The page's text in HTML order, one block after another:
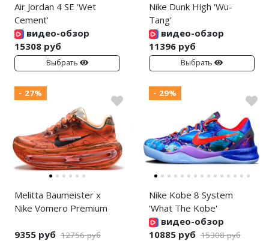
Air Jordan 4 SE 'Wet
Cement'
видео-обзор
15308 руб
Выбрать
Nike Dunk High 'Wu-
Tang'
видео-обзор
11396 руб
Выбрать
- 27%
Melitta Baumeister x
Nike Vomero Premium
9355 руб 12756 руб
- 29%
Nike Kobe 8 System
'What The Kobe'
видео-обзор
10885 руб 15308 руб